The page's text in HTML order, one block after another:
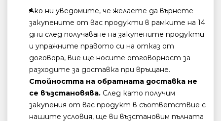
Ако ни уведомите, че желаете да върнете
закупените от вас продукти в рамките на 14
дни след получаване на закупените продукти
и упражните правото си на отказ от
договора, вие ще носите отговорност за
разходите за доставка при връщане.
Стойността на обратната доставка не
се възстановява. След като получим
закупения от вас продукт в съответствие с
нашите условия, ще ви възстановим пълната